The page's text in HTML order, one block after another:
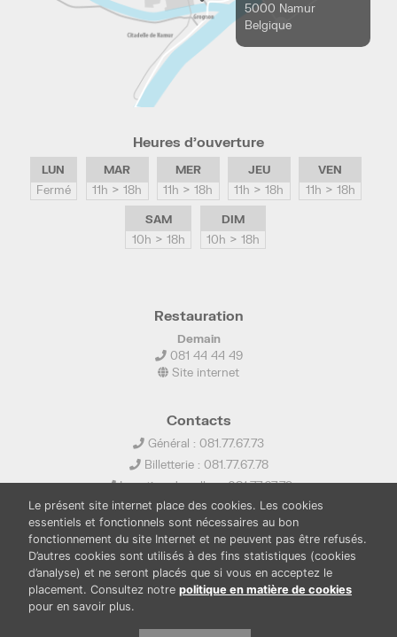
5000 Namur
Belgique
Heures d’ouverture
LUN
Fermé
MAR
11h > 18h
MER
11h > 18h
JEU
11h > 18h
VEN
11h > 18h
SAM
10h > 18h
DIM
10h > 18h
Restauration
Demain
081 44 44 49
Site internet
Contacts
Général : 081.77.67.73
Billetterie : 081.77.67.78
Location de salles : 081.77.67.79
info@ledelta.be
Le présent site internet place des cookies. Les cookies
essentiels et fonctionnels sont nécessaires au bon
fonctionnement du site Internet et ne peuvent pas être refusés.
D’autres cookies sont utilisés à des fins statistiques (cookies
d’analyse) et ne seront placés que si vous en acceptez le
placement. Consultez notre politique en matière de cookies
pour en savoir plus.